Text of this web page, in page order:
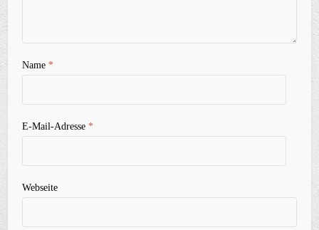
Name*
E-Mail-Adresse*
Webseite